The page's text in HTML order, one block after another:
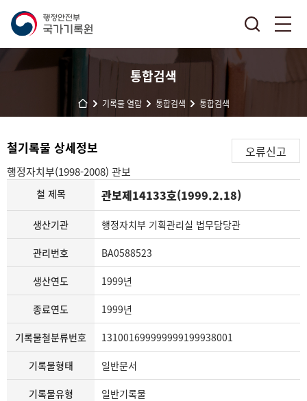
통합검색
기록물 열람 통합검색 통합검색
철기록물 상세정보 오류신고
행정자치부(1998-2008) 관보
철 제목 관보제14133호(1999.2.18)
생산기관 행정자치부 기획관리실 법무담당관
관리번호 BA0588523
생산연도 1999년
종료연도 1999년
기록물철분류번호 131001699999999199938001
기록물형태 일반문서
기록물유형 일반기록물